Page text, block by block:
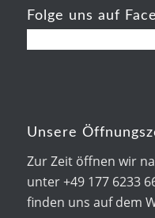
Folge uns auf
Unsere
Zur Zeit öffnen wir
unter +49 177 6233
finden uns auf dem